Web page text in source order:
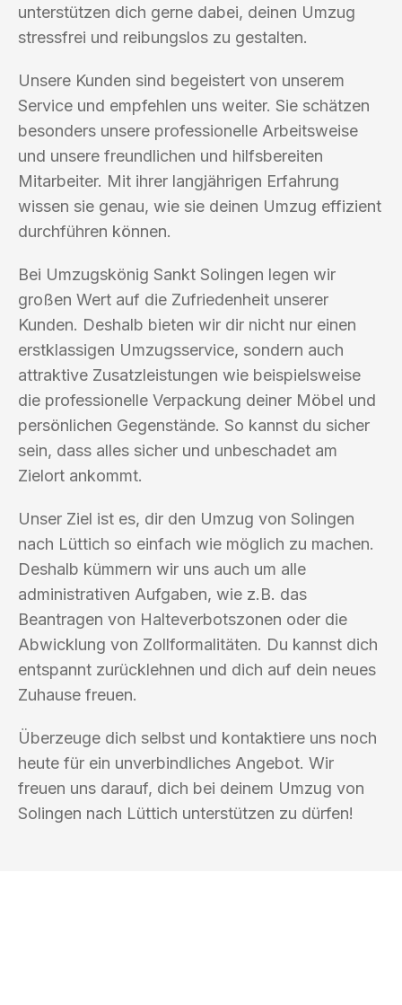
unterstützen dich gerne dabei, deinen Umzug
stressfrei und reibungslos zu gestalten.
Unsere Kunden sind begeistert von unserem
Service und empfehlen uns weiter. Sie schätzen
besonders unsere professionelle Arbeitsweise
und unsere freundlichen und hilfsbereiten
Mitarbeiter. Mit ihrer langjährigen Erfahrung
wissen sie genau, wie sie deinen Umzug effizient
durchführen können.
Bei Umzugskönig Sankt Solingen legen wir
großen Wert auf die Zufriedenheit unserer
Kunden. Deshalb bieten wir dir nicht nur einen
erstklassigen Umzugsservice, sondern auch
attraktive Zusatzleistungen wie beispielsweise
die professionelle Verpackung deiner Möbel und
persönlichen Gegenstände. So kannst du sicher
sein, dass alles sicher und unbeschadet am
Zielort ankommt.
Unser Ziel ist es, dir den Umzug von Solingen
nach Lüttich so einfach wie möglich zu machen.
Deshalb kümmern wir uns auch um alle
administrativen Aufgaben, wie z.B. das
Beantragen von Halteverbotszonen oder die
Abwicklung von Zollformalitäten. Du kannst dich
entspannt zurücklehnen und dich auf dein neues
Zuhause freuen.
Überzeuge dich selbst und kontaktiere uns noch
heute für ein unverbindliches Angebot. Wir
freuen uns darauf, dich bei deinem Umzug von
Solingen nach Lüttich unterstützen zu dürfen!